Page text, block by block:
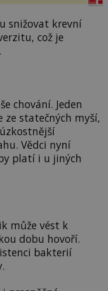
snižovat krevní
což je
chování. Jeden
statečných myší,
Vědci nyní
platí i u jiných
může vést k
dobu hovoří.
bakterií